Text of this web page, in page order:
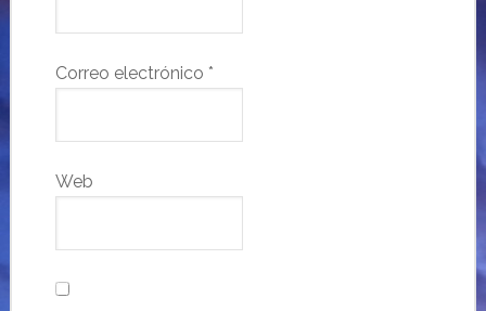
Correo electrónico *
Web